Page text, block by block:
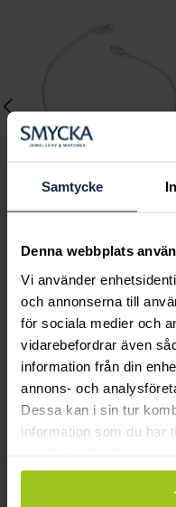
Samtycke
Denna webbplats
Vi använder
och annonserna till
för sociala medier och
vidarebefordrar även
information från din
annons- och
Dessa kan i sin tur
information som du har
Emily pearl bracelet -
Ivory
Pris :349 kr
349 kr
Smycka tar
samhälle och